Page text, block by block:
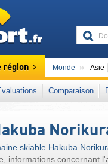
région Monde Asie
Ce domaine skiable se
Comparaison
skiable Hakuba
informations concernant